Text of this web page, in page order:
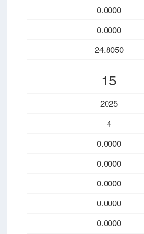
0.0000
0.0000
24.8050
15
2025
4
0.0000
0.0000
0.0000
0.0000
0.0000